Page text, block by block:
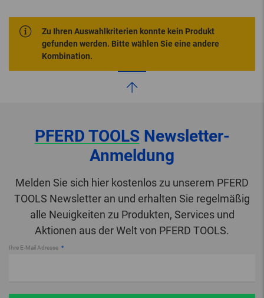
Zu Ihren Auswahlkriterien konnte kein Produkt
gefunden werden. Bitte wählen Sie eine andere
Kombination.
PFERD TOOLSNewsletter-
Anmeldung
Melden Sie sich hier kostenlos zu unserem PFERD
TOOLS Newsletter an und erhalten Sie regelmäßig
alle Neuigkeiten zu Produkten, Services und
Aktionen aus der Welt von PFERD TOOLS.
Ihre E-Mail Adresse